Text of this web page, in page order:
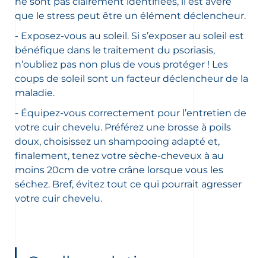
que le stress peut être un élément déclencheur.
- Exposez-vous au soleil. Si s’exposer au soleil est
bénéfique dans le traitement du psoriasis,
n’oubliez pas non plus de vous protéger ! Les
coups de soleil sont un facteur déclencheur de la
maladie.
- Équipez-vous correctement pour l’entretien de
votre cuir chevelu. Préférez une brosse à poils
doux, choisissez un shampooing adapté et,
finalement, tenez votre sèche-cheveux à au
moins 20cm de votre crâne lorsque vous les
séchez. Bref, évitez tout ce qui pourrait agresser
votre cuir chevelu.